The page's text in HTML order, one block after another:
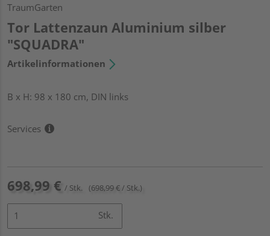
TraumGarten
Tor Lattenzaun Aluminium silber
"SQUADRA"
Artikelinformationen
B x H: 98 x 180 cm, DIN links
Services
698,99 € / Stk. (698,99 € / Stk.)
Stk.